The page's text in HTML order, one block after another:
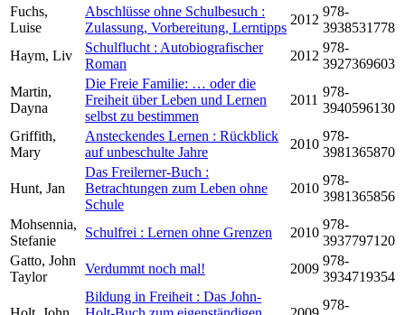
Fuchs,
Luise
Abschlüsse ohne Schulbesuch :
Zulassung, Vorbereitung, Lerntipps
2012
978-
3938531778
Haym, Liv
Schulflucht : Autobiografischer
Roman
2012
978-
3927369603
Martin,
Dayna
Die Freie Familie: … oder die
Freiheit über Leben und Lernen
selbst zu bestimmen
2011
978-
3940596130
Griffith,
Mary
Ansteckendes Lernen : Rückblick
auf unbeschulte Jahre
2010
978-
3981365870
Hunt, Jan
Das Freilerner-Buch :
Betrachtungen zum Leben ohne
Schule
2010
978-
3981365856
Mohsennia,
Stefanie
Schulfrei : Lernen ohne Grenzen 2010
978-
3937797120
Gatto, John
Taylor
Verdummt noch mal! 2009
978-
3934719354
Bildung in Freiheit : Das John-
978-